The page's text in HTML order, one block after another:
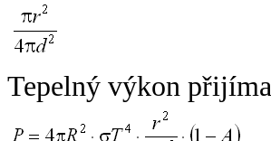
Tepelný výkon